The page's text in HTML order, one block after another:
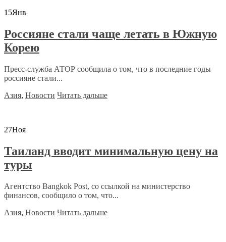
15Янв
Россияне стали чаще летать в Южную
Корею
Пресс-служба АТОР сообщила о том, что в последние годы
россияне стали...
Азия, Новости Читать дальше
27Ноя
Таиланд вводит минимальную цену на
туры
Агентство Bangkok Post, со ссылкой на министерство
финансов, сообщило о том, что...
Азия, Новости Читать дальше